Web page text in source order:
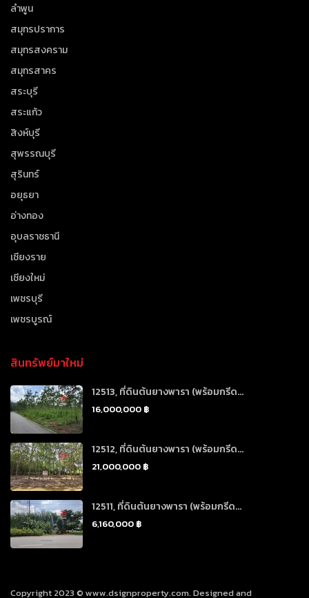
ลำพูน
สมุทรปราการ
สมุทรสงคราม
สมุทรสาคร
สระบุรี
สระแก้ว
สิงห์บุรี
สุพรรณบุรี
สุรินทร์
อยุธยา
อ่างทอง
อุบลราชธานี
เชียงราย
เชียงใหม่
เพชรบุรี
เพชรบูรณ์
สินทรัพย์มาใหม่
12513, ที่ดินต้นยางพารา (พร้อมกรีด...
16,000,000 ฿
12512, ที่ดินต้นยางพารา (พร้อมกรีด...
21,000,000 ฿
12511, ที่ดินต้นยางพารา (พร้อมกรีด...
6,160,000 ฿
Copyright 2023 © www.dsignproperty.com. Designed and